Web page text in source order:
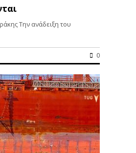
Την ανάδειξη του
0